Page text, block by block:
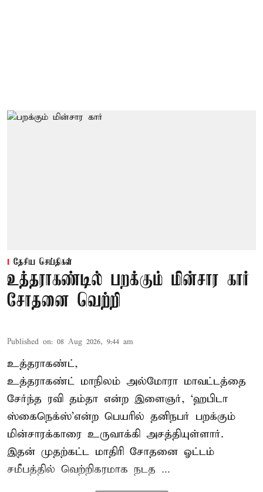
தேசிய செய்திகள்
உத்தராகண்டில் பறக்கும் மின்சார கார்
சோதனை வெற்றி
Published on: 08 Aug 2026, 9:44 am
உத்தராகண்ட்,
உத்தராகண்ட் மாநிலம் அல்மோரா மாவட்டத்தை
சேர்ந்த ரவி தம்தா என்ற இளைஞர், ‘ஹபிடா
ஸ்கைநெக்ஸ்’என்ற பெயரில் தனிநபர் பறக்கும்
மின்சாரக்காரை உருவாக்கி அசத்தியுள்ளார்.
இதன் முதற்கட்ட மாதிரி சோதனை ஓட்டம்
சமீபத்தில் வெற்றிகரமாக நடத ...